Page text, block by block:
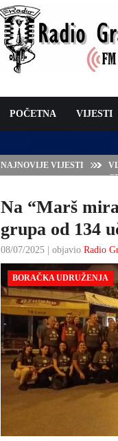
POČETNA VIJESTI
NAJNOVIJE VIJESTI
Na “Marš
grupa od 134
08/07/2025 | objavio Radio
BORAČKA UDRUŽENJA